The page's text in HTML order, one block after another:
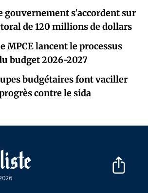
gouvernement s'accordent sur
de 120 millions de dollars
MPCE lancent le processus
budget 2026-2027
budgétaires font vaciller
contre le sida